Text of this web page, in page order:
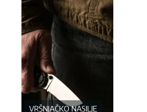
VRŠNJAČKO NASILJE